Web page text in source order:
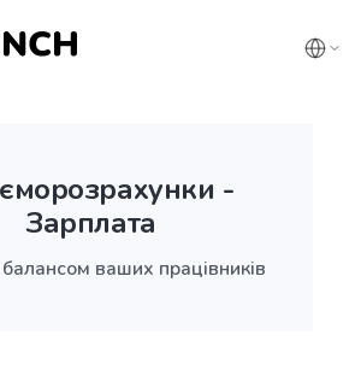
-
Зарплата
ваших працівників